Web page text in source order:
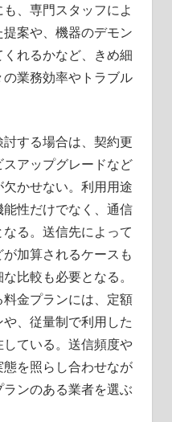
、専門スタッフによ
案や、機器のデモン
れるかなど、きめ細
業務効率やトラブル
する場合は、契約更
アップグレードなど
かせない。利用用途
性だけでなく、通信
る。送信先によって
加算されるケースも
比較も必要となる。
金プランには、定額
、従量制で利用した
ている。送信頻度や
を照らし合わせなが
ンのある業者を選ぶ